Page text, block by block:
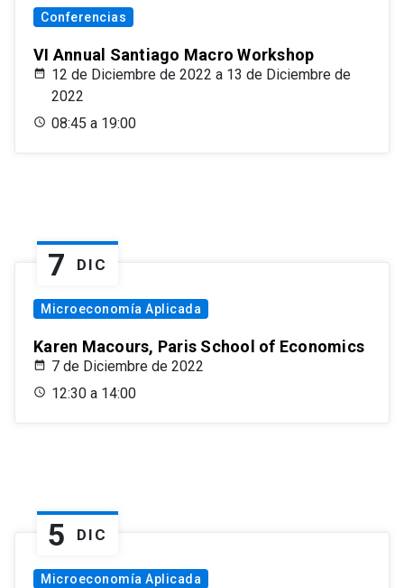
Conferencias
VI Annual Santiago Macro Workshop
12 de Diciembre de 2022 a 13 de Diciembre de
2022
08:45 a 19:00
7 DIC
Microeconomía Aplicada
Karen Macours, Paris School of Economics
7 de Diciembre de 2022
12:30 a 14:00
5 DIC
Microeconomía Aplicada